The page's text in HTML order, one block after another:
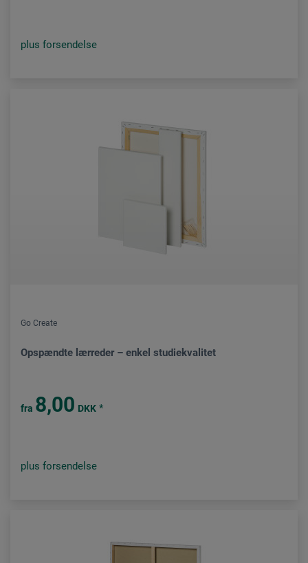
plus forsendelse
Go Create
Opspændte lærreder – enkel studiekvalitet
fra 8,00 DKK *
plus forsendelse